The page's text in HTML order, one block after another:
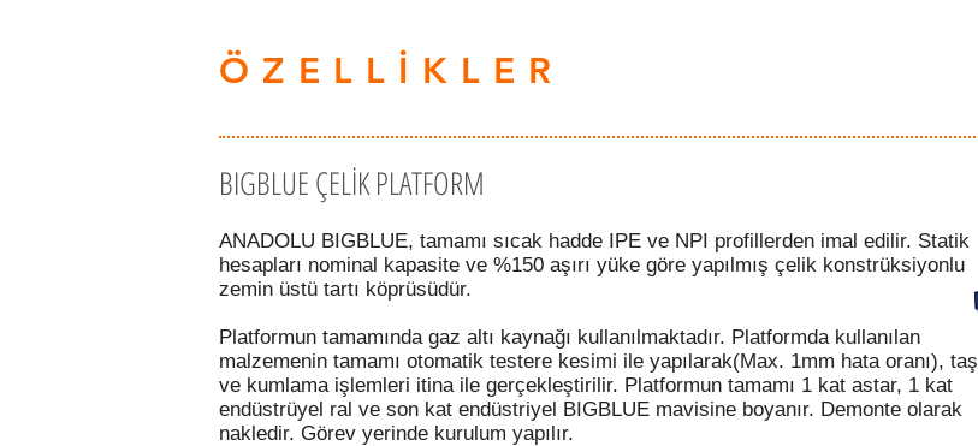
ÖZELLİKLER
BIGBLUE ÇELİK PLATFORM
ANADOLU BIGBLUE, tamamı sıcak hadde IPE ve NPI profillerden imal edilir. Statik
hesapları nominal kapasite ve %150 aşırı yüke göre yapılmış çelik konstrüksiyonlu
zemin üstü tartı köprüsüdür.
Platformun tamamında gaz altı kaynağı kullanılmaktadır. Platformda kullanılan
malzemenin tamamı otomatik testere kesimi ile yapılarak(Max. 1mm hata oranı), taş
ve kumlama işlemleri itina ile gerçekleştirilir. Platformun tamamı 1 kat astar, 1 kat
endüstrüyel ral ve son kat endüstriyel BIGBLUE mavisine boyanır. Demonte olarak
nakledir. Görev yerinde kurulum yapılır.